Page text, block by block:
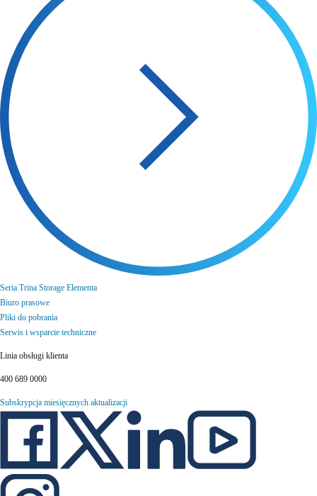
Seria Trina Storage Elementa
Biuro prasowe
Pliki do pobrania
Serwis i wsparcie techniczne
Linia obsługi klienta
400 689 0000
Subskrypcja miesięcznych aktualizacji